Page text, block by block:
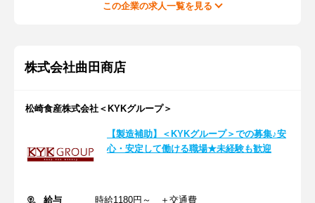
この企業の求人一覧を見る
株式会社曲田商店
松崎食産株式会社＜KYKグループ＞
【製造補助】＜KYKグループ＞での募集♪安
心・安定して働ける職場★未経験も歓迎
給与
時給1180円～ ＋交通費